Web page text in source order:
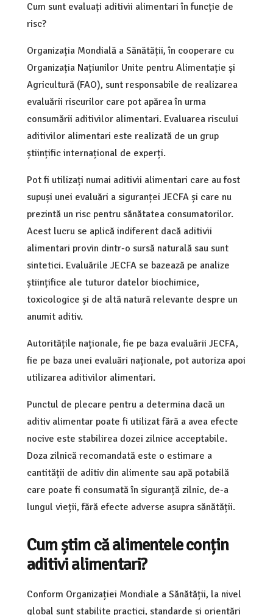
Cum sunt evaluați aditivii alimentari în funcție de
risc?
Organizația Mondială a Sănătății, în cooperare cu
Organizația Națiunilor Unite pentru Alimentație și
Agricultură (FAO), sunt responsabile de realizarea
evaluării riscurilor care pot apărea în urma
consumării aditivilor alimentari. Evaluarea riscului
aditivilor alimentari este realizată de un grup
științific internațional de experți.
Pot fi utilizați numai aditivii alimentari care au fost
supuși unei evaluări a siguranței JECFA și care nu
prezintă un risc pentru sănătatea consumatorilor.
Acest lucru se aplică indiferent dacă aditivii
alimentari provin dintr-o sursă naturală sau sunt
sintetici. Evaluările JECFA se bazează pe analize
științifice ale tuturor datelor biochimice,
toxicologice și de altă natură relevante despre un
anumit aditiv.
Autoritățile naționale, fie pe baza evaluării JECFA,
fie pe baza unei evaluări naționale, pot autoriza apoi
utilizarea aditivilor alimentari.
Punctul de plecare pentru a determina dacă un
aditiv alimentar poate fi utilizat fără a avea efecte
nocive este stabilirea dozei zilnice acceptabile.
Doza zilnică recomandată este o estimare a
cantității de aditiv din alimente sau apă potabilă
care poate fi consumată în siguranță zilnic, de-a
lungul vieții, fără efecte adverse asupra sănătății.
Cum știm că alimentele conțin
aditivi alimentari?
Conform Organizației Mondiale a Sănătății, la nivel
global sunt stabilite practici, standarde și orientări